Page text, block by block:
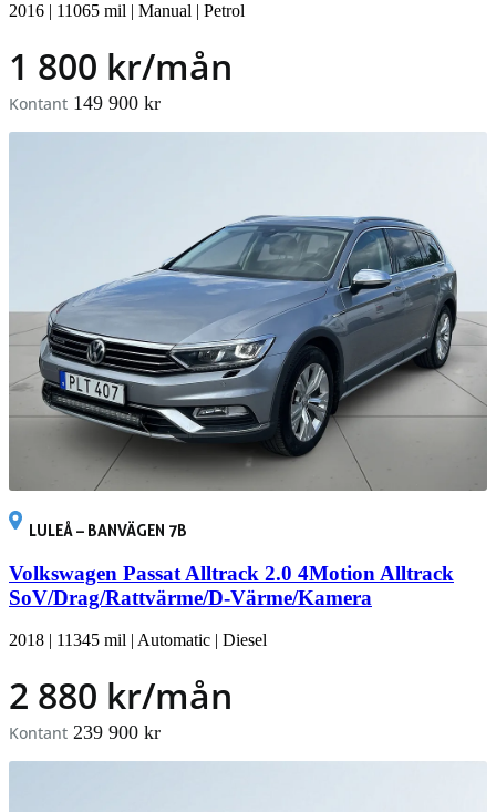
2016 | 11065 mil | Manual | Petrol
1 800 kr/mån
Kontant 149 900 kr
LULEÅ – BANVÄGEN 7B
Volkswagen Passat Alltrack 2.0 4Motion Alltrack
SoV/Drag/Rattvärme/D-Värme/Kamera
2018 | 11345 mil | Automatic | Diesel
2 880 kr/mån
Kontant 239 900 kr